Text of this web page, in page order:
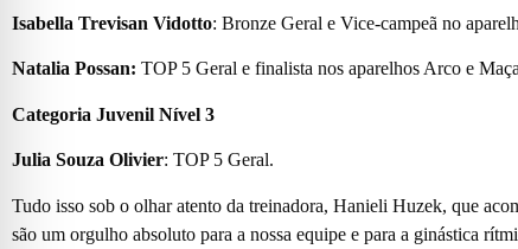
Isabella Trevisan Vidotto: Bronze Geral e Vice-campeã no
Natalia Possan: TOP 5 Geral e finalista nos aparelhos Arco e
Categoria Juvenil Nível 3
Julia Souza Olivier: TOP 5 Geral.
Tudo isso sob o olhar atento da treinadora, Hanieli Huzek, que
são um orgulho absoluto para a nossa equipe e para a ginástica